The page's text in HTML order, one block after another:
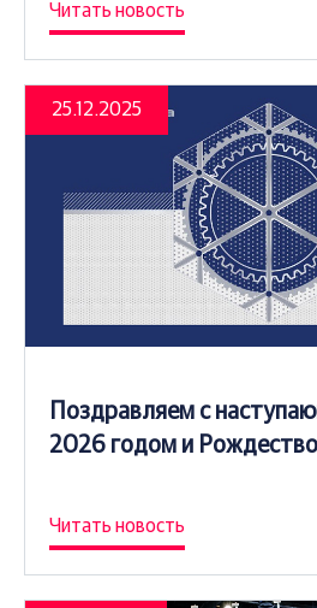
Читать новость
25.12.2025
Поздравляем с
2026 годом и
Читать новость